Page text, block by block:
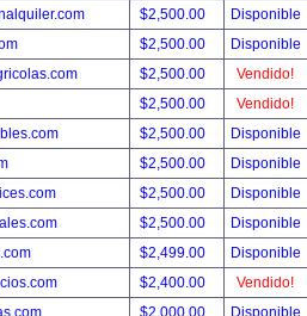
$2,500.00
Disponible
$2,500.00
Disponible
$2,500.00
Vendido!
$2,500.00
Vendido!
$2,500.00
Disponible
$2,500.00
Disponible
$2,500.00
Disponible
$2,500.00
Disponible
$2,499.00
Disponible
$2,400.00
Vendido!
$2,000.00
Disponible